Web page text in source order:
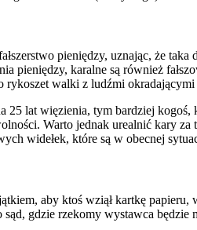
pieniędzy, uznając, że
pieniędzy, karalne są również
rykoszet walki z ludźmi okradającymi
lat więzienia, tym bardziej
Warto jednak urealnić kary
widełek, które są w obecnej
aby ktoś wziął kartkę
gdzie rzekomy wystawca będzie